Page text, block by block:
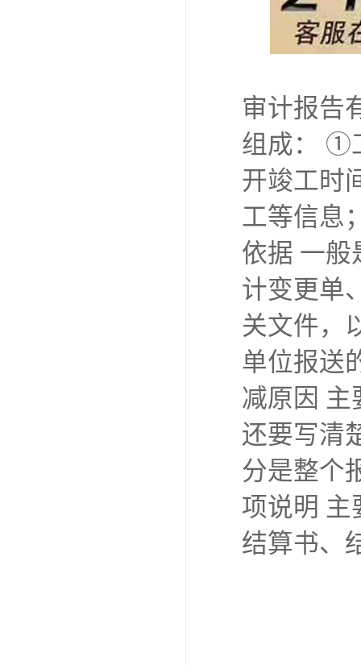
审计报告
组成： ①
开竣工时
工等信息
依据 一般
计变更单
关文件，
单位报送
减原因 主
还要写清
分是整个
项说明
结算书、